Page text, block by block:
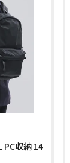
PC収納 14